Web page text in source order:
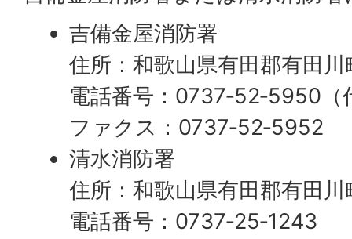
吉備金屋消防署
住所：和歌山県有田郡有田
電話番号：0737‐52‐5950（
ファクス：0737‐52‐5952
清水消防署
住所：和歌山県有田郡有田
電話番号：0737‐25‐1243